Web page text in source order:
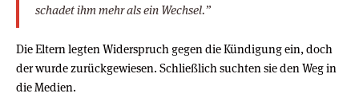
schadet ihm mehr als ein Wechsel.”
Die Eltern legten Widerspruch gegen die Kündigung ein, doch
der wurde zurückgewiesen. Schließlich suchten sie den Weg in
die Medien.